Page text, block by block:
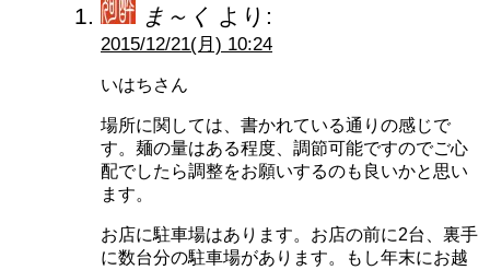
ま～く より:
2015/12/21(月) 10:24
いはちさん
場所に関しては、書かれている通りの感じで
す。麺の量はある程度、調節可能ですのでご心
配でしたら調整をお願いするのも良いかと思い
ます。
お店に駐車場はあります。お店の前に2台、裏手
に数台分の駐車場があります。もし年末にお越